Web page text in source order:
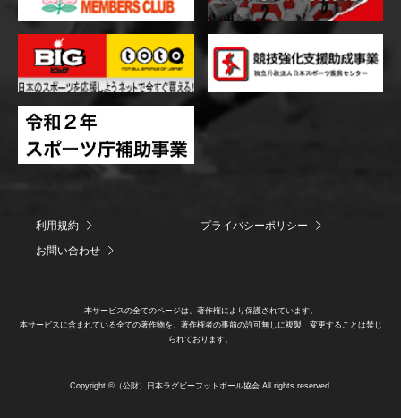
利用規約
プライバシーポリシー
お問い合わせ
本サービスの全てのページは、著作権により保護されています。
本サービスに含まれている全ての著作物を、著作権者の事前の許可無しに複製、変更することは禁じ
られております。
Copyright ©（公財）日本ラグビーフットボール協会 All rights reserved.